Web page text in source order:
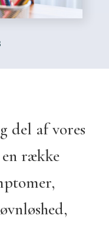
del af vores
række